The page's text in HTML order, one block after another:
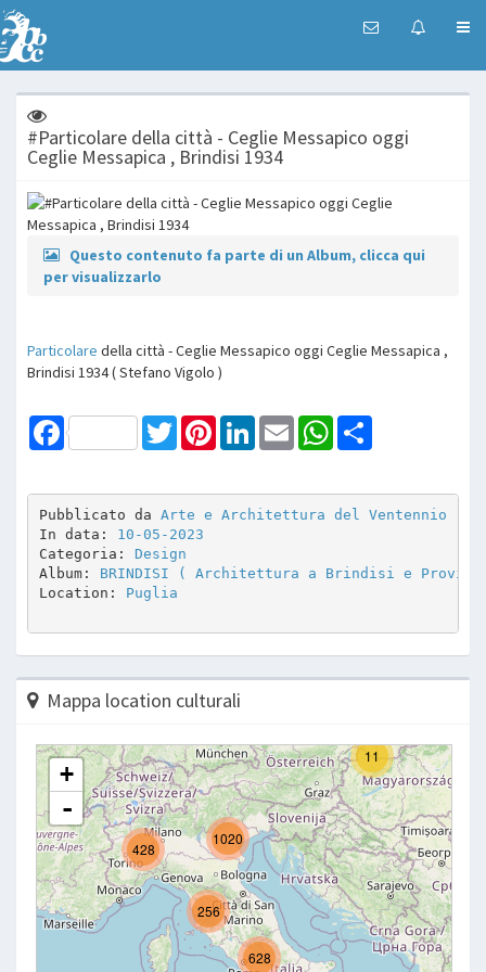
#Particolare della città - Ceglie Messapico oggi
Ceglie Messapica , Brindisi 1934
Questo contenuto fa parte di un Album, clicca qui
per visualizzarlo
Particolare della città - Ceglie Messapico oggi Ceglie Messapica ,
Brindisi 1934 ( Stefano Vigolo )
Facebook TwitterPinterestLinkedInEmail WhatsApp
Pubblicato da Arte e Architettura del Ventennio
In data: 10-05-2023
Categoria: Design
Album: BRINDISI ( Architettura a Brindisi e
Location: Puglia
Mappa location culturali